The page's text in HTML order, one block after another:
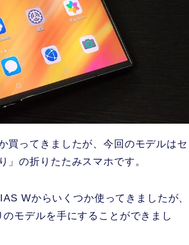
買ってきましたが、今回のモデルはセ
」の折りたたみスマホです。
Wからいくつか使ってきましたが、
モデルを手にすることができまし